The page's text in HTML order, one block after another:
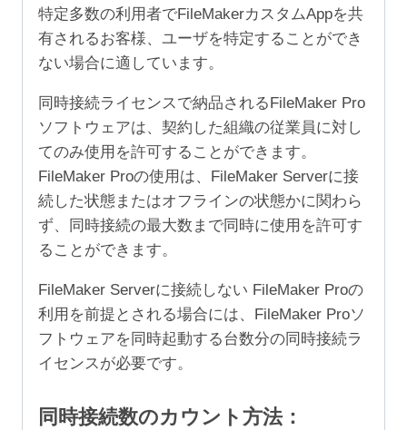
特定多数の利用者でFileMakerカスタムAppを共
有されるお客様、ユーザを特定することができ
ない場合に適しています。
同時接続ライセンスで納品されるFileMaker Pro
ソフトウェアは、契約した組織の従業員に対し
てのみ使用を許可することができます。
FileMaker Proの使用は、FileMaker Serverに接
続した状態またはオフラインの状態かに関わら
ず、同時接続の最大数まで同時に使用を許可す
ることができます。
FileMaker Serverに接続しない FileMaker Proの
利用を前提とされる場合には、FileMaker Proソ
フトウェアを同時起動する台数分の同時接続ラ
イセンスが必要です。
同時接続数のカウント方法：